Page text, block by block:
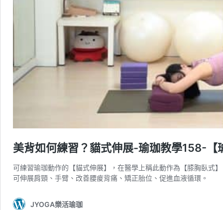
美背如何練習？貓式伸展-瑜珈教學158-【
可練習瑜珈動作的【貓式伸展】，在醫學上稱此動作為【膝胸臥式
可伸展肩頸、手臂、改善腰痠背痛、矯正胎位、促進血液循環。
JYOGA樂活瑜珈